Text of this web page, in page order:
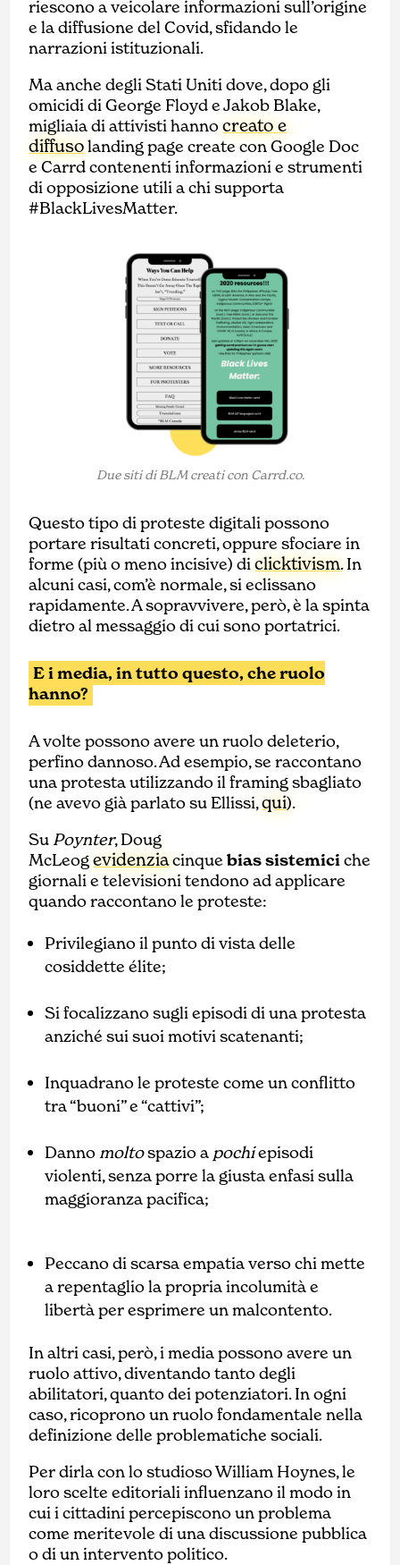
riescono a veicolare informazioni sull’origine
e la diffusione del Covid, sfidando le
narrazioni istituzionali.
Ma anche degli Stati Uniti dove, dopo gli
omicidi di George Floyd e Jakob Blake,
migliaia di attivisti hannocreato e
diffusolanding page create con Google Doc
e Carrd contenenti informazioni e strumenti
di opposizione utili a chi supporta
#BlackLivesMatter.
Due siti di BLM creati con Carrd.co.
Questo tipo di proteste digitali possono
portare risultati concreti, oppure sfociare in
forme (più o meno incisive) diclicktivism. In
alcuni casi, com’è normale, si eclissano
rapidamente. A sopravvivere, però, è la spinta
dietro al messaggio di cui sono portatrici.
E i media, in tutto questo, che ruolo
hanno?
A volte possono avere un ruolo deleterio,
perfino dannoso. Ad esempio, se raccontano
una protesta utilizzando il framing sbagliato
(ne avevo già parlato su Ellissi,qui).
Su Poynter, Doug
McLeogevidenziacinque bias sistemiciche
giornali e televisioni tendono ad applicare
quando raccontano le proteste:
Privilegiano il punto di vista delle
cosiddette élite;
Si focalizzano sugli episodi di una protesta
anziché sui suoi motivi scatenanti;
Inquadrano le proteste come un conflitto
tra “buoni” e “cattivi”;
Danno moltospazio a pochiepisodi
violenti, senza porre la giusta enfasi sulla
maggioranza pacifica;
Peccano di scarsa empatia verso chi mette
a repentaglio la propria incolumità e
libertà per esprimere un malcontento.
In altri casi, però, i media possono avere un
ruolo attivo, diventando tanto degli
abilitatori, quanto dei potenziatori. In ogni
caso, ricoprono un ruolo fondamentale nella
definizione delle problematiche sociali.
Per dirla con lo studioso William Hoynes, le
loro scelte editoriali influenzano il modo in
cui i cittadini percepiscono un problema
come meritevole di una discussione pubblica
o di un intervento politico.